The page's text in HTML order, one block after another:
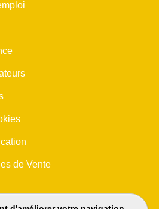
de Vente